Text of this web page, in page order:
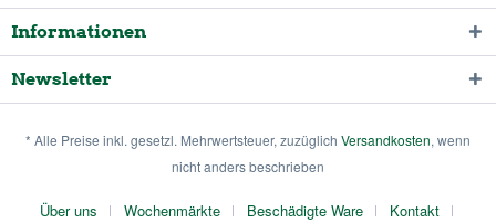
Informationen
Newsletter
* Alle Preise inkl. gesetzl. Mehrwertsteuer, zuzüglich Versandkosten, wenn
nicht anders beschrieben
Über uns Wochenmärkte Beschädigte Ware
Kontakt